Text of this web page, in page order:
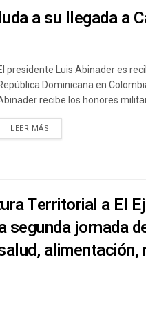
a su llegada a
presidente Luis Abinader es
Dominicana en
recibe los honores
LEER MÁS
Territorial a El
segunda jornada
alimentación,